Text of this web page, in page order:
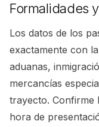
Formalidades
Los datos de los
exactamente con
aduanas,
mercancías
trayecto. Confirme
hora de